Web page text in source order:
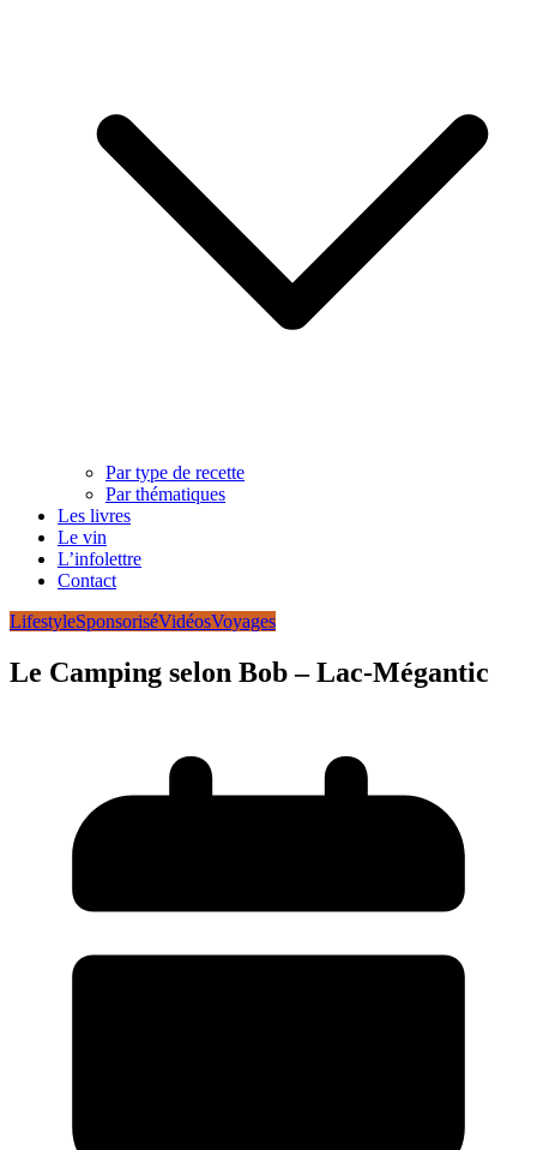
Par type de recette
Par thématiques
Les livres
Le vin
L’infolettre
Contact
LifestyleSponsoriséVidéosVoyages
Le Camping selon Bob – Lac-Mégantic